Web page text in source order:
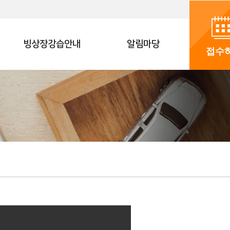
빙상장강습안내 알림마당
접수